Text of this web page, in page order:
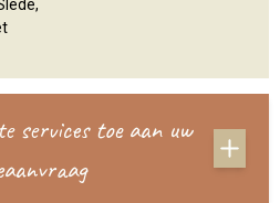
services toe aan uw